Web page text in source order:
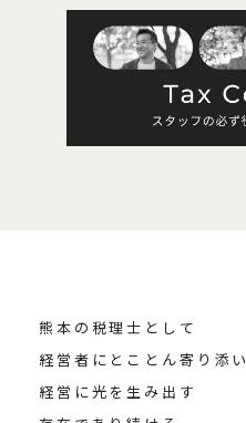
熊本の税理士として
経営者にとことん寄り添い
経営に光を生み出す